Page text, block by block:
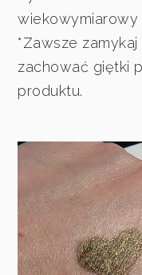
wiekowymiarowy
*Zawsze
zachować giętki
produktu.